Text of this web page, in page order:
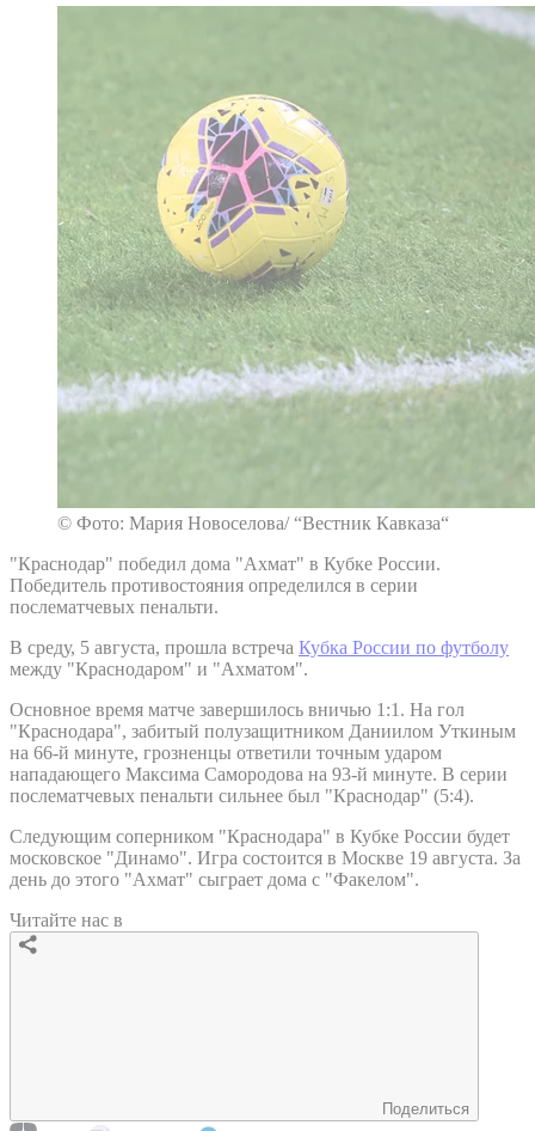
© Фото: Мария Новоселова/ “Вестник Кавказа“
"Краснодар" победил дома "Ахмат" в Кубке России.
Победитель противостояния определился в серии
послематчевых пенальти.
В среду, 5 августа, прошла встреча Кубка России по футболу
между "Краснодаром" и "Ахматом".
Основное время матче завершилось вничью 1:1. На гол
"Краснодара", забитый полузащитником Даниилом Уткиным
на 66-й минуте, грозненцы ответили точным ударом
нападающего Максима Самородова на 93-й минуте. В серии
послематчевых пенальти сильнее был "Краснодар" (5:4).
Следующим соперником "Краснодара" в Кубке России будет
московское "Динамо". Игра состоится в Москве 19 августа. За
день до этого "Ахмат" сыграет дома с "Факелом".
Читайте нас в
Поделиться